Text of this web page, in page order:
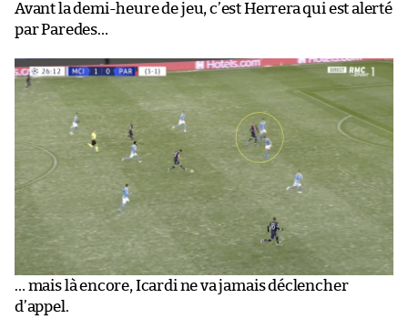
Avant la demi-heure de jeu, c’est Herrera qui est alerté
par Paredes…
… mais là encore, Icardi ne va jamais déclencher
d’appel.